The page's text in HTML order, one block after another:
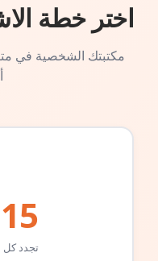
اختر خطة
مكتبتك الشخصية في
15
تجدد كل